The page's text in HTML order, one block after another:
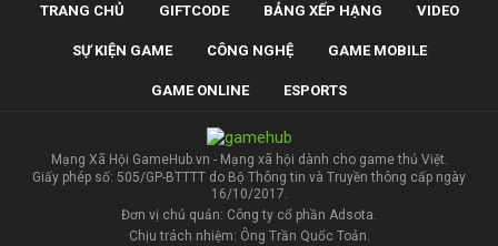
TRANG CHỦ GIFTCODE BẢNG XẾP HẠNG VIDEO
SỰ KIỆN GAME CÔNG NGHỆ GAME MOBILE
GAME ONLINE ESPORTS
Mạng Xã Hội GameHub.vn - Mạng xã hội dành cho game thủ Việt.
Giấy phép số: 505/GP-BTTTT do Bộ Thông tin và Truyền thông cấp ngày
16/10/2017.
Đơn vị chủ quản: Công ty cổ phần Adsota.
Chịu trách nhiệm: Ông Trần Quốc Toản.